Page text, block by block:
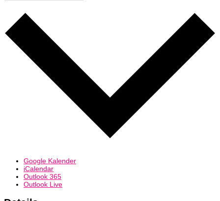
Google Kalender
iCalendar
Outlook 365
Outlook Live